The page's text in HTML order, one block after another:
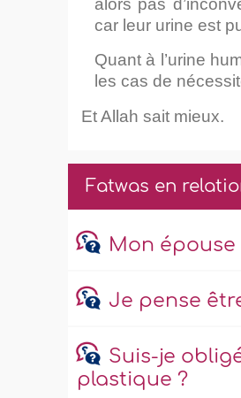
alors pas
car leur urine est
Quant à l’urine
les cas de
Et Allah sait mieux.
Fatwas en
Mon épouse
Je pense
Suis-je
plastique ?